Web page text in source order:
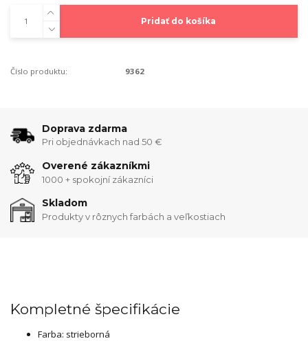
Pridať do košíka
Číslo produktu: 9362
Doprava zdarma
Pri objednávkach nad 50 €
Overené zákazníkmi
1000 + spokojní zákazníci
Skladom
Produkty v rôznych farbách a veľkostiach
Kompletné špecifikácie
Farba: strieborná